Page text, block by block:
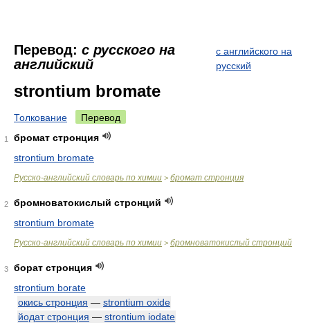
Перевод: с русского на
английский
с английского на
русский
strontium bromate
Толкование Перевод
1
бромат стронция
strontium bromate
Русско-английский словарь по химии > бромат стронция
2
бромноватокислый стронций
strontium bromate
Русско-английский словарь по химии > бромноватокислый стронций
3
борат стронция
strontium borate
окись стронция — strontium oxide
йодат стронция — strontium iodate